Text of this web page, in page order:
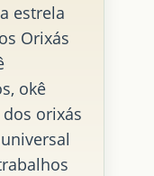
estrela
Orixás
okê
orixás